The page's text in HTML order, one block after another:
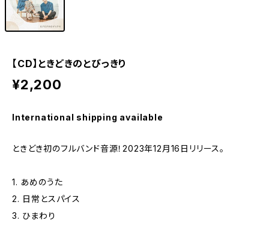
【CD】ときどきのとびっきり
¥2,200
International shipping available
ときどき初のフルバンド音源！2023年12月16日リリース。
1. あめのうた
2. 日常とスパイス
3. ひまわり